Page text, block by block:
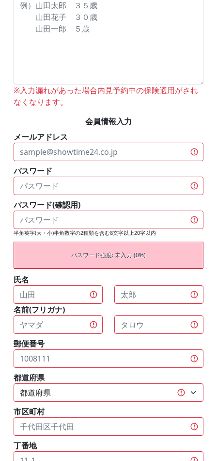
※入力漏れがあった場合内見予約中の保険適用がされ
なくなります。
会員情報入力
メールアドレス
パスワード
パスワード(確認用)
半角英字(大・小)半角数字の2種類を含む8文字以上20字以内
パスワード強度: 未入力 (0%)
氏名
名前(フリガナ)
郵便番号
都道府県
市区町村
丁番地